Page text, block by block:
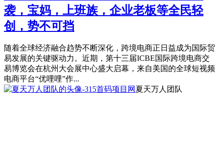
袭，宝妈，上班族，企业老板等全民轻
创，势不可挡
随着全球经济融合趋势不断深化，跨境电商正日益成为国际贸
易发展的关键驱动力。近期，第十三届ICBE国际跨境电商交
易博览会在杭州大会展中心盛大启幕，来自美国的全球短视频
电商平台“优哩哩”作...
夏天万人团队